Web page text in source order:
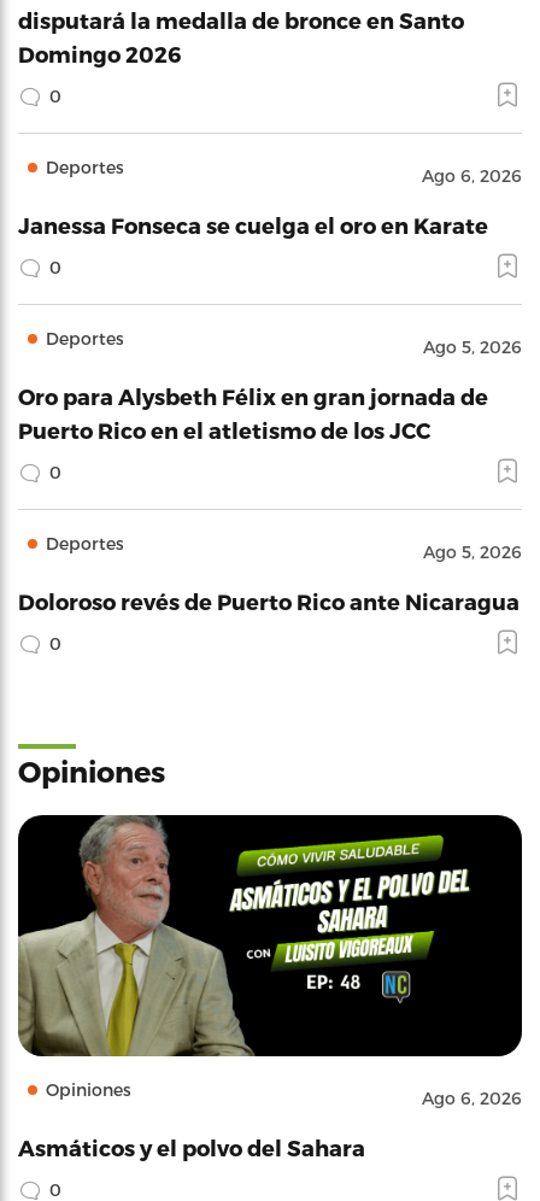
disputará la medalla de bronce en Santo
Domingo 2026
0
Deportes Ago 6, 2026
Janessa Fonseca se cuelga el oro en Karate
0
Deportes Ago 5, 2026
Oro para Alysbeth Félix en gran jornada de
Puerto Rico en el atletismo de los JCC
0
Deportes Ago 5, 2026
Doloroso revés de Puerto Rico ante Nicaragua
0
Opiniones
Opiniones Ago 6, 2026
Asmáticos y el polvo del Sahara
0